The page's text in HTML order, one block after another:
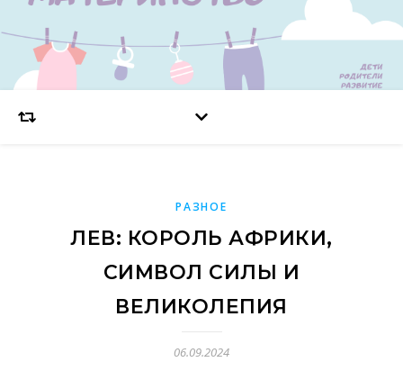
РАЗНОЕ
ЛЕВ: КОРОЛЬ АФРИКИ,
СИМВОЛ СИЛЫ И
ВЕЛИКОЛЕПИЯ
06.09.2024